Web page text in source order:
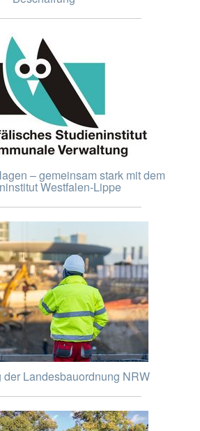
– gemeinsam stark mit dem
Westfalen-Lippe
Landesbauordnung NRW